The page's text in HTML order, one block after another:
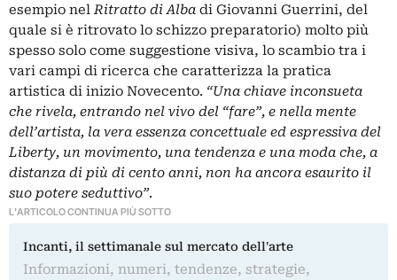
esempio nel Ritratto di Alba di Giovanni Guerrini, del
quale si è ritrovato lo schizzo preparatorio) molto più
spesso solo come suggestione visiva, lo scambio tra i
vari campi di ricerca che caratterizza la pratica
artistica di inizio Novecento. “Una chiave inconsueta
che rivela, entrando nel vivo del “fare”, e nella mente
dell’artista, la vera essenza concettuale ed espressiva del
Liberty, un movimento, una tendenza e una moda che, a
distanza di più di cento anni, non ha ancora esaurito il
suo potere seduttivo”.
L'ARTICOLO CONTINUA PIÙ SOTTO
Incanti, il settimanale sul mercato dell'arte
Informazioni, numeri, tendenze, strategie,